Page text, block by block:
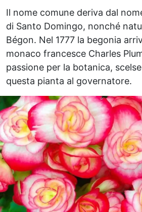
Il nome comune deriva dal
di Santo Domingo, nonché
Bégon. Nel 1777 la begonia
monaco francesce Charles
passione per la botanica,
questa pianta al governatore.